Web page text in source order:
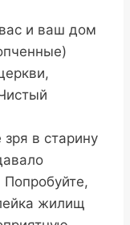
и ваш дом
в старину
жилищ